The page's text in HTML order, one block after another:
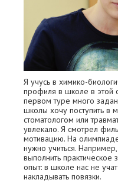
Я учусь в химико-
профиля в школе в этой
первом туре много
школы хочу поступить в
стоматологом или
увлекало. Я смотрел
мотивацию. На
нужно учиться.
выполнить
опыт: в школе нас не
накладывать повязки.